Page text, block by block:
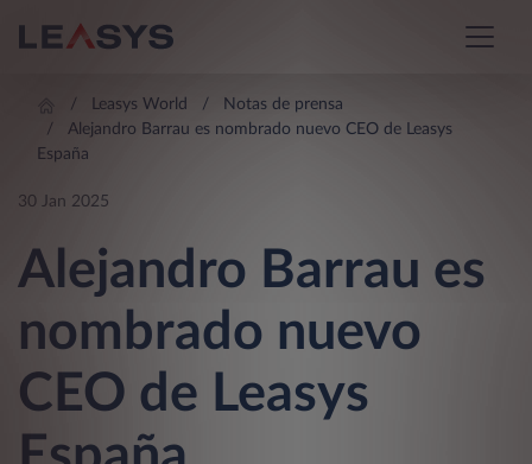
Leasys World
Notas de prensa
Alejandro Barrau es nombrado nuevo CEO de Leasys
España
30 Jan 2025
Alejandro Barrau es
nombrado nuevo
CEO de Leasys